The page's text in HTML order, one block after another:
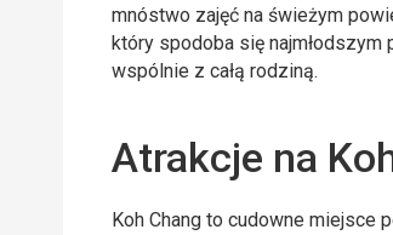
mnóstwo zajęć na świeżym
który spodoba się najmłodszym
wspólnie z całą rodziną.
Atrakcje na
Koh Chang to cudowne miejsce